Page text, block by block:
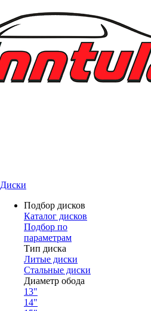
Диски
Подбор дисков
Каталог дисков
Подбор по
параметрам
Тип диска
Литые диски
Стальные диски
Диаметр обода
13"
14"